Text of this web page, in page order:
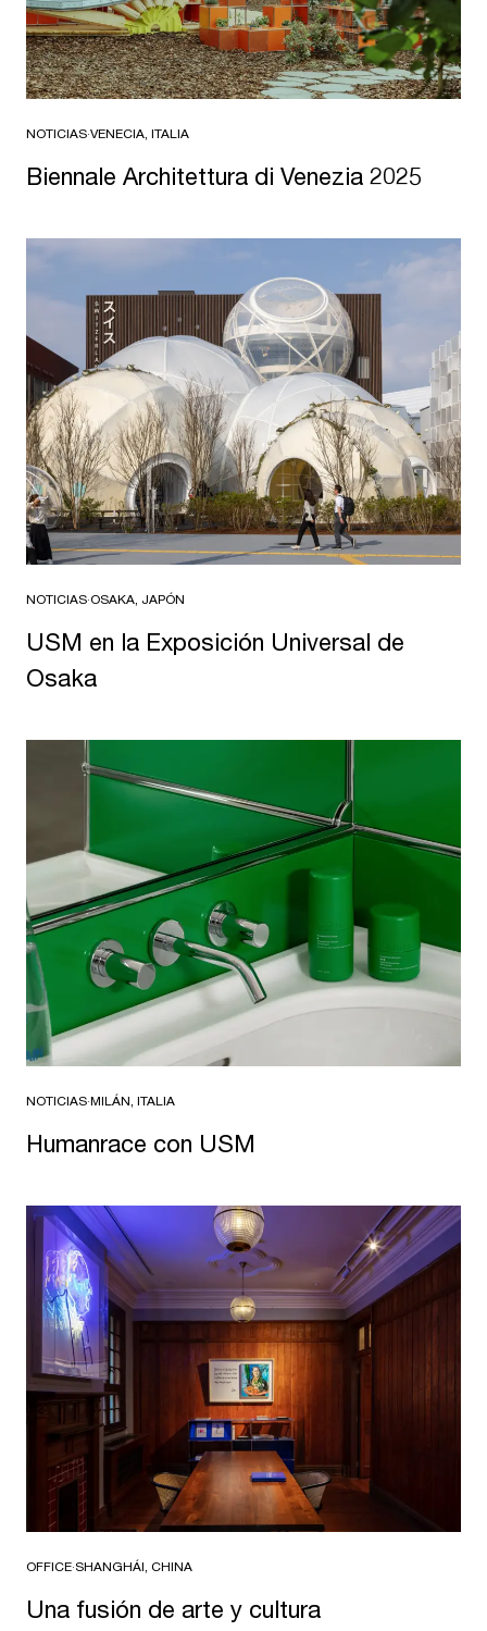
NOTICIAS·VENECIA, ITALIA
Biennale Architettura di Venezia 2025
NOTICIAS·OSAKA, JAPÓN
USM en la Exposición Universal de
Osaka
NOTICIAS·MILÁN, ITALIA
Humanrace con USM
OFFICE·SHANGHÁI, CHINA
Una fusión de arte y cultura